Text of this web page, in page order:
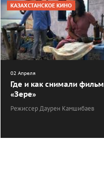
КАЗАХСТАНСКОЕ КИНО
02 Апреля
Где и как снимали фильм
«Зере»
Режиссер Даурен Камшибаев